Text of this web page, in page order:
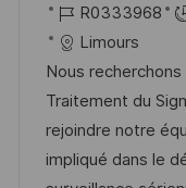
o
c
a
t
i
o
J
o
b
I
d
R0333968
Limours
Nous
Traitement du
rejoindre notre
impliqué dans le